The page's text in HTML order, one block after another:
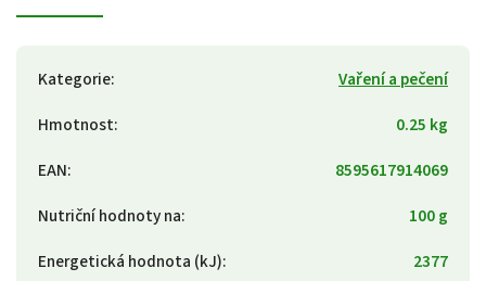
Kategorie:
Vaření a pečení
Hmotnost:
0.25 kg
EAN:
8595617914069
Nutriční hodnoty na:
100 g
Energetická hodnota (kJ):
2377